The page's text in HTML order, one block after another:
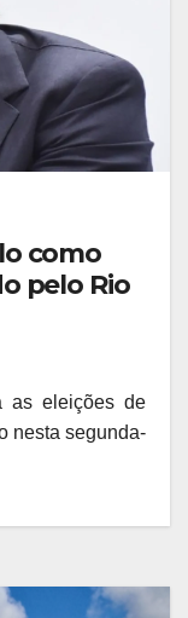
como
pelo Rio
as eleições de
nesta segunda-